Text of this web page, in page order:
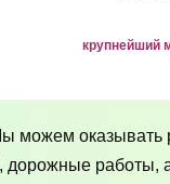
крупнейший
можем оказывать
дорожные